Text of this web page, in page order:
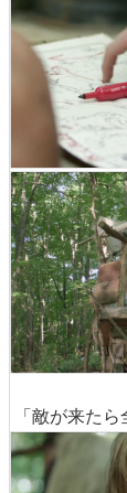
「敵が来た